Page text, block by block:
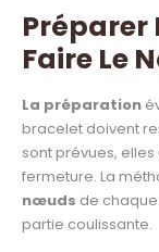
Préparer
Faire Le
La préparation
bracelet doivent
sont prévues,
fermeture. La
nœuds de
partie coulissante.